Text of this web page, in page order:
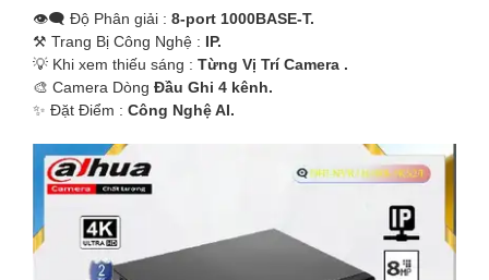
👁️‍🗨 Độ Phân giải : 8-port 1000BASE-T.
⚒ Trang Bị Công Nghệ : IP.
💡 Khi xem thiếu sáng : Từng Vị Trí Camera .
🎨 Camera Dòng Đầu Ghi 4 kênh.
️✨ Đặt Điểm : Công Nghệ AI.